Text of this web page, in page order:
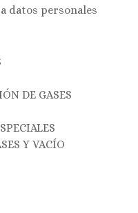
datos personales
DE GASES
Y VACÍO